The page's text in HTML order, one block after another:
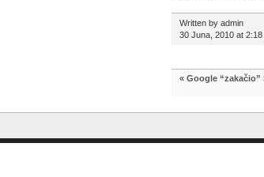
Written by admin
30 Juna, 2010 at 2:18
« Google “zakačio”